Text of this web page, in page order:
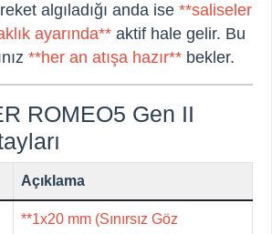
algıladığı anda ise **saliseler
ayarında**aktif hale gelir. Bu
**her an atışa hazır**bekler.
ROMEO5 Gen II
Açıklama
**1x20 mm (Sınırsız Göz